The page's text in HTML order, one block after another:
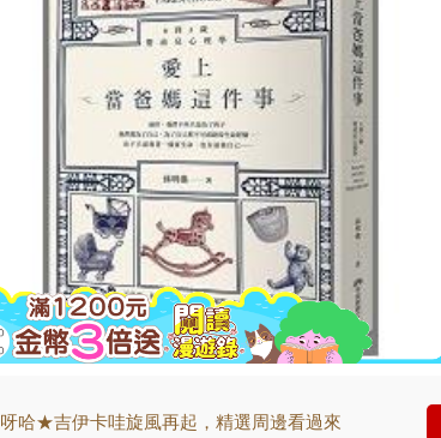
呀哈★吉伊卡哇旋風再起，精選周邊看過來